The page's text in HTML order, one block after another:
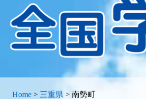
Home > 三重県 > 南勢町